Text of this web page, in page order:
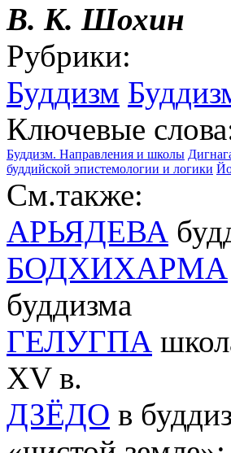
В. К. Шохин
Рубрики:
Буддизм
Ключевые
Буддизм. Направления и школы
буддийской эпистемологии и логики
См.также:
АРЬЯДЕВА
БОДХИХАРМА
буддизма
ГЕЛУГПА
XV в.
ДЗЁДО в